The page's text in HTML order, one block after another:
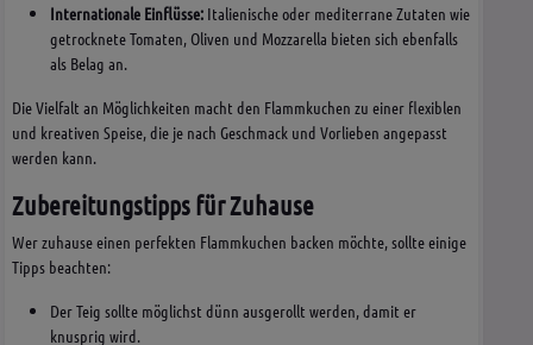
Internationale Einflüsse: Italienische oder mediterrane Zutaten wie
getrocknete Tomaten, Oliven und Mozzarella bieten sich ebenfalls
als Belag an.
Die Vielfalt an Möglichkeiten macht den Flammkuchen zu einer flexiblen
und kreativen Speise, die je nach Geschmack und Vorlieben angepasst
werden kann.
Zubereitungstipps für Zuhause
Wer zuhause einen perfekten Flammkuchen backen möchte, sollte einige
Tipps beachten:
Der Teig sollte möglichst dünn ausgerollt werden, damit er
knusprig wird.